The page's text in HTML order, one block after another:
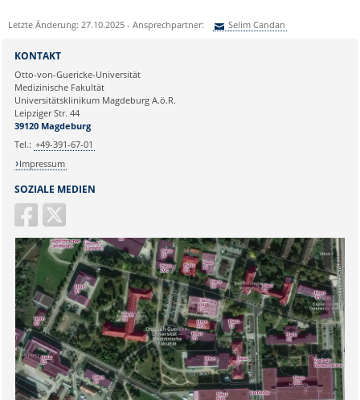
Bachelor/Masterarbeit oder
Informationsgespräch bei:
Frau Lema Jamizade:
lema.jamizada@med.ovgu.de
oder telefonisch unter:
0391 67-250 51
Letzte Änderung: 27.10.2025 - Ansprechpartner: Selim Candan
Ihre E-Mailadresse:
Ihr Anliegen:
SOZIALE MEDIEN
KONTAKT
Otto-von-Guericke-Universität
Medizinische Fakultät
Universitätsklinikum Magdeburg A.ö.R.
Leipziger Str. 44
39120 Magdeburg
Tel.: +49-391-67-01
Impressum